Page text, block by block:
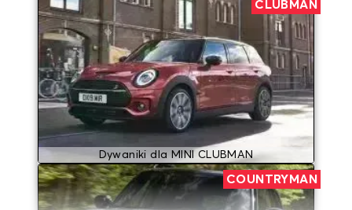
CLUBMAN
Dywaniki dla MINI CLUBMAN
COUNTRYMAN